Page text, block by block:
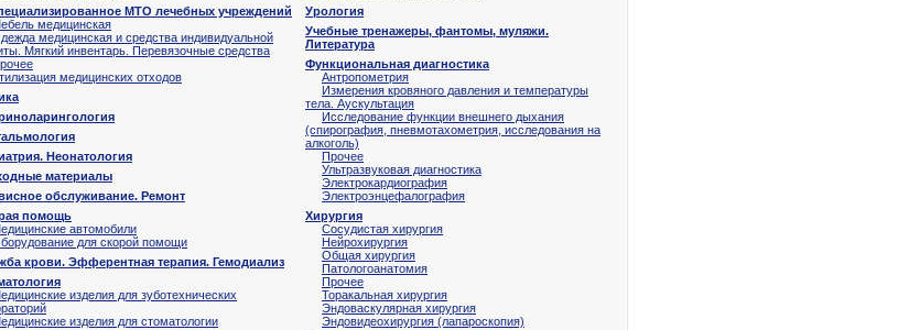
МТО лечебных учреждений
медицинская
медицинская и средства индивидуальной
Мягкий инвентарь. Перевязочные средства
медицинских отходов
Неонатология
материалы
обслуживание. Ремонт
помощь
автомобили
для скорой помощи
крови. Эфферентная терапия. Гемодиализ
изделия для зуботехнических
изделия для стоматологии
Урология
Учебные тренажеры, фантомы, муляжи.
Литература
Функциональная диагностика
Антропометрия
Измерения кровяного давления и температуры
тела. Аускультация
Исследование функции внешнего дыхания
(спирография, пневмотахометрия, исследования на
алкоголь)
Прочее
Ультразвуковая диагностика
Электрокардиография
Электроэнцефалография
Хирургия
Cосудистая хирургия
Нейрохирургия
Общая хирургия
Патологоанатомия
Прочее
Торакальная хирургия
Эндоваскулярная хирургия
Эндовидеохирургия (лапароскопия)